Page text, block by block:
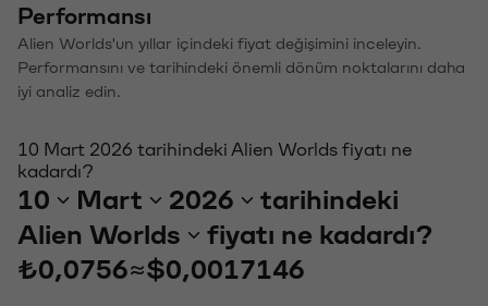
Performansı
Alien Worlds'un yıllar içindeki fiyat değişimini inceleyin.
Performansını ve tarihindeki önemli dönüm noktalarını daha
iyi analiz edin.
10 Mart 2026 tarihindeki Alien Worlds fiyatı ne
kadardı?
10 Mart 2026
tarihindeki
Alien Worlds
fiyatı ne kadardı?
₺0,0756≈$0,0017146